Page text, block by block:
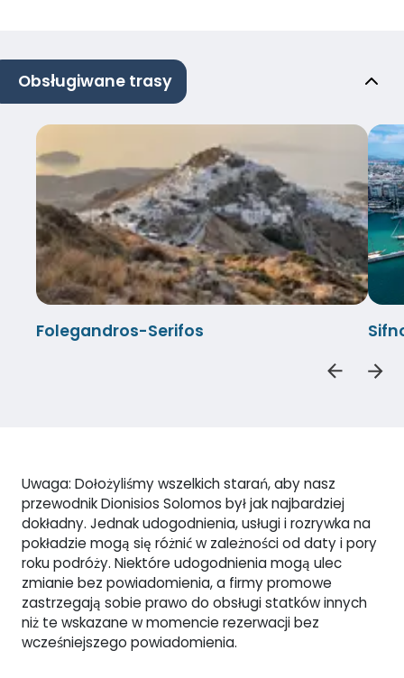
Obsługiwane trasy
Folegandros-Serifos
Uwaga: Dołożyliśmy wszelkich starań, aby nasz
przewodnik Dionisios Solomos był jak najbardziej
dokładny. Jednak udogodnienia, usługi i rozrywka na
pokładzie mogą się różnić w zależności od daty i pory
roku podróży. Niektóre udogodnienia mogą ulec
zmianie bez powiadomienia, a firmy promowe
zastrzegają sobie prawo do obsługi statków innych
niż te wskazane w momencie rezerwacji bez
wcześniejszego powiadomienia.